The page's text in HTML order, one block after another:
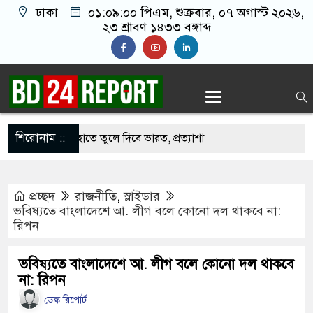
ঢাকা ০১:০৯:০১ পিএম, শুক্রবার, ০৭ অগাস্ট ২০২৬,
২৩ শ্রাবণ ১৪৩৩ বঙ্গাব্দ
শিরোনাম ::
বাংলাদেশের হাতে তুলে দিবে ভারত, প্রত্যাশা
ইউনূসকে প্রস্তাব দেয়নি বিএনপি, আলোচনায় মির্জা
দেশে ফিরতে চান সাকিব
বাসভবনে অগ্নিসংযোগের চেষ্টা, সিসিটিভিতে ৭
প্রচ্ছদ রাজনীতি,স্লাইডার
ভবিষ্যতে বাংলাদেশে আ. লীগ বলে কোনো দল থাকবে না:
রিপন
ভবিষ্যতে বাংলাদেশে আ. লীগ বলে কোনো দল থাকবে
না: রিপন
ডেস্ক রিপোর্ট